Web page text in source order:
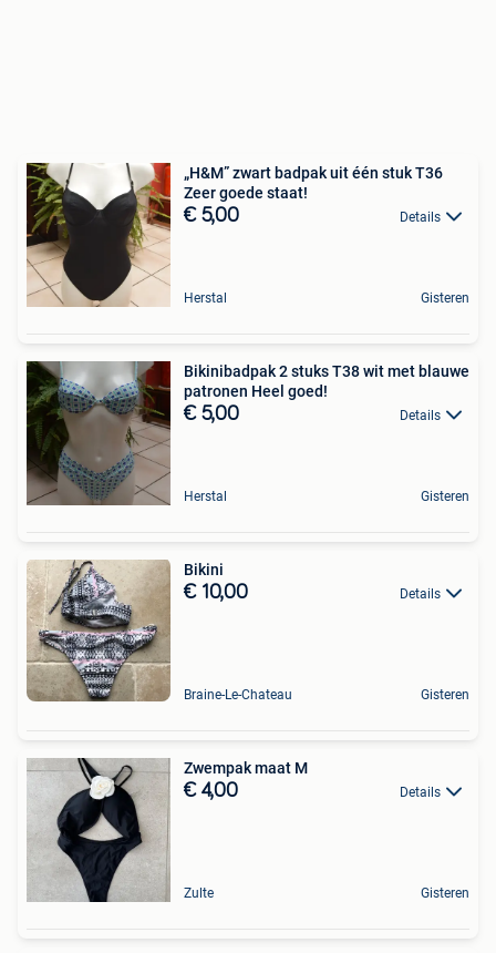
„H&M” zwart badpak uit één stuk T36
Zeer goede staat!
€ 5,00 Details
Herstal Gisteren
Bikinibadpak 2 stuks T38 wit met blauwe
patronen Heel goed!
€ 5,00 Details
Herstal Gisteren
Bikini
€ 10,00 Details
Braine-Le-Chateau Gisteren
Zwempak maat M
€ 4,00 Details
Zulte Gisteren